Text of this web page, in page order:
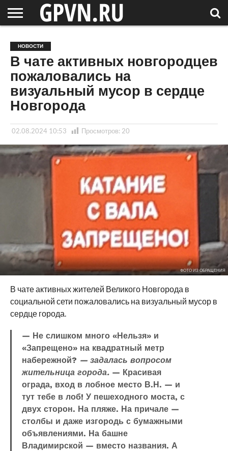
ОБЛАСТЬ
НОВОСТИ
СОСЕДЕЙ
РОССИЯ
/ МИР
СПЕЦПРОЕКТЫ
БЛОГ
СТАТЬИ
ФОТОРЕПОРТАЖИ
ИНТЕРВЬЮ
ОБЪЕКТЫ
ПОДБОРКИ
НОВОСТИ
В чате активных новгородцев
пожаловались на
визуальный мусор в сердце
Новгорода
02.08.2024 10:53 Просмотров: 20
ФОТО ИЗ ОБРАЩЕНИЯ
В чате активных жителей Великого Новгорода в
социальной сети пожаловались на визуальный мусор в
сердце города.
— Не слишком много «Нельзя» и
«Запрещено» на квадратный метр
набережной? — задалась вопросом
жительница города. — Красивая
ограда, вход в лобное место В.Н. — и
тут тебе в лоб! У пешеходного моста, с
двух сторон. На пляже. На причале —
столбы и даже изгородь с бумажными
объявлениями. На башне
Владимирской — вместо названия. А